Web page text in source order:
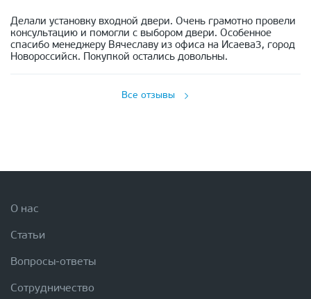
Делали установку входной двери. Очень грамотно провели
консультацию и помогли с выбором двери. Особенное
спасибо менеджеру Вячеславу из офиса на Исаева3, город
Новороссийск. Покупкой остались довольны.
Все отзывы
О нас
Статьи
Вопросы-ответы
Сотрудничество